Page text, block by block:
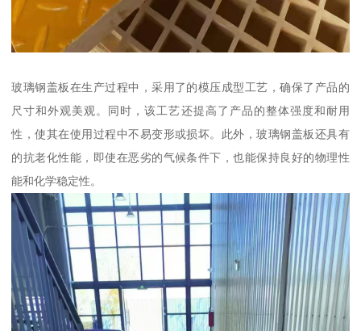
玻璃钢盖板在生产过程中，采用了的模压成型工艺，确保了产品的
尺寸和外观美观。同时，该工艺还提高了产品的整体强度和耐用
性，使其在使用过程中不易变形或损坏。此外，玻璃钢盖板还具有
的抗老化性能，即使在恶劣的气候条件下，也能保持良好的物理性
能和化学稳定性。